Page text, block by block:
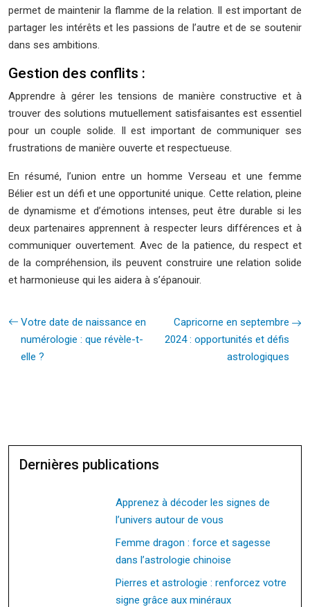
permet de maintenir la flamme de la relation. Il est important de
partager les intérêts et les passions de l’autre et de se soutenir
dans ses ambitions.
Gestion des conflits :
Apprendre à gérer les tensions de manière constructive et à
trouver des solutions mutuellement satisfaisantes est essentiel
pour un couple solide. Il est important de communiquer ses
frustrations de manière ouverte et respectueuse.
En résumé, l’union entre un homme Verseau et une femme
Bélier est un défi et une opportunité unique. Cette relation, pleine
de dynamisme et d’émotions intenses, peut être durable si les
deux partenaires apprennent à respecter leurs différences et à
communiquer ouvertement. Avec de la patience, du respect et
de la compréhension, ils peuvent construire une relation solide
et harmonieuse qui les aidera à s’épanouir.
Votre date de naissance en
numérologie : que révèle-t-
elle ?
Capricorne en septembre
2024 : opportunités et défis
astrologiques
Dernières publications
Apprenez à décoder les signes de
l’univers autour de vous
Femme dragon : force et sagesse
dans l’astrologie chinoise
Pierres et astrologie : renforcez votre
signe grâce aux minéraux